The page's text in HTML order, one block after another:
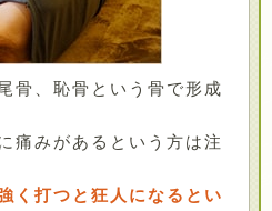
骨、恥骨という骨で形成
痛みがあるという方は注
く打つと狂人になるとい